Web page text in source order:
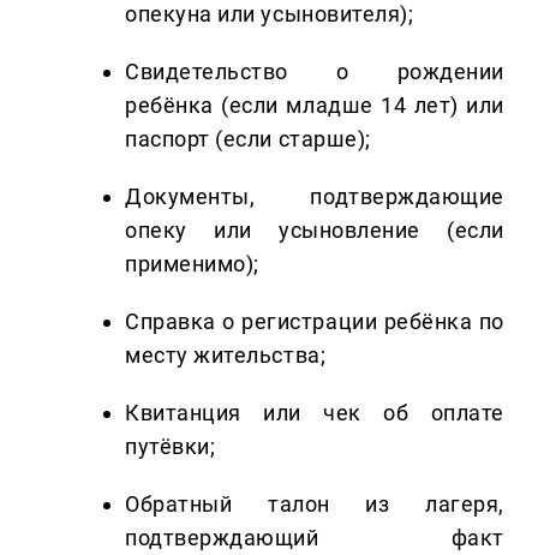
опекуна или усыновителя);
Свидетельство о рождении
ребёнка (если младше 14 лет) или
паспорт (если старше);
Документы, подтверждающие
опеку или усыновление (если
применимо);
Справка о регистрации ребёнка по
месту жительства;
Квитанция или чек об оплате
путёвки;
Обратный талон из лагеря,
подтверждающий факт